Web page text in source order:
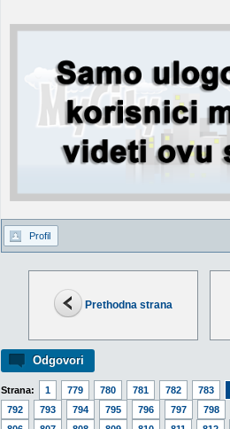
Prethodna strana
Odgovori
Strana: 1 779 780 781 782 783
792
793 794 795 796 797 798
Profil